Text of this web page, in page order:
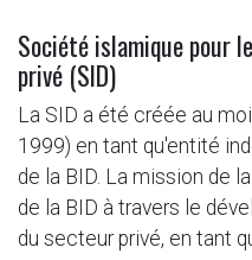
Société islamique pour
privé (SID)
La SID a été créée au
1999) en tant qu'entité
de la BID. La mission de
de la BID à travers le
du secteur privé, en tant